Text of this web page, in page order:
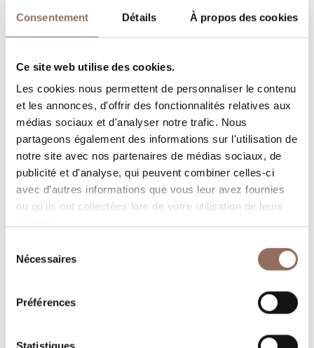
Consentement Détails À propos des cookies
Ce site web utilise des cookies.
Les cookies nous permettent de personnaliser le contenu
et les annonces, d'offrir des fonctionnalités relatives aux
médias sociaux et d'analyser notre trafic. Nous
partageons également des informations sur l'utilisation de
notre site avec nos partenaires de médias sociaux, de
publicité et d'analyse, qui peuvent combiner celles-ci
avec d'autres informations que vous leur avez fournies
ou qu'ils ont collectées lors de votre utilisation de leurs
Nécessaires
Préférences
Statistiques
Vos vacances
dans chaque coin de Langhe Monferrato Roero, tout en
gardant un œil sur la météo en temps réel
Où dormir Où manger